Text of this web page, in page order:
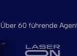
Über 60 führende